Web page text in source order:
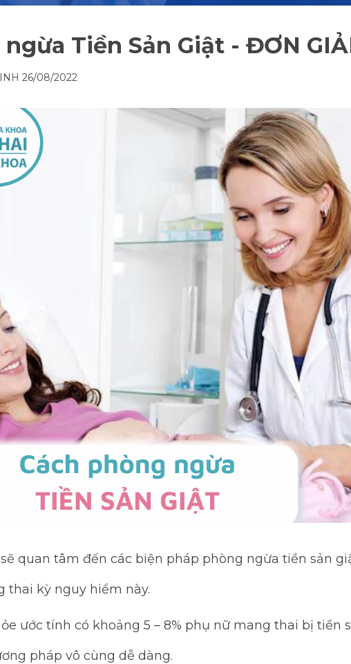
Tiền Sản Giật - ĐƠN
26/08/2022
quan tâm đến các biện pháp phòng ngừa tiền sản
thai kỳ nguy hiểm này.
ước tính có khoảng 5 – 8% phụ nữ mang thai bị
pháp vô cùng dễ dàng.